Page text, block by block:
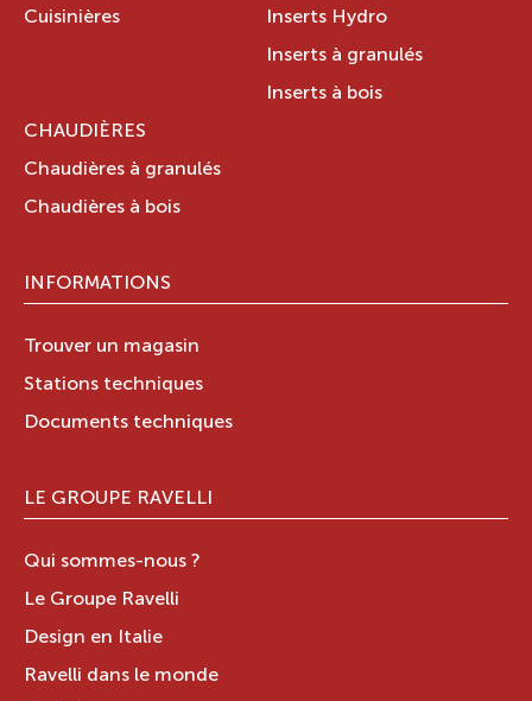
Cuisinières
Inserts Hydro
Inserts à granulés
Inserts à bois
CHAUDIÈRES
Chaudières à granulés
Chaudières à bois
INFORMATIONS
Trouver un magasin
Stations techniques
Documents techniques
LE GROUPE RAVELLI
Qui sommes-nous ?
Le Groupe Ravelli
Design en Italie
Ravelli dans le monde